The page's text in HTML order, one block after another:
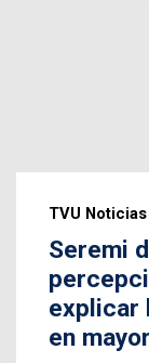
TVU Noticias
Seremi
explicar
en